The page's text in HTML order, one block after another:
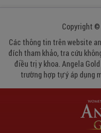
Copyright ©
Các thông tin trên website
đích tham khảo, tra cứu
điều trị y khoa. Angela
trường hợp tự ý áp dụng